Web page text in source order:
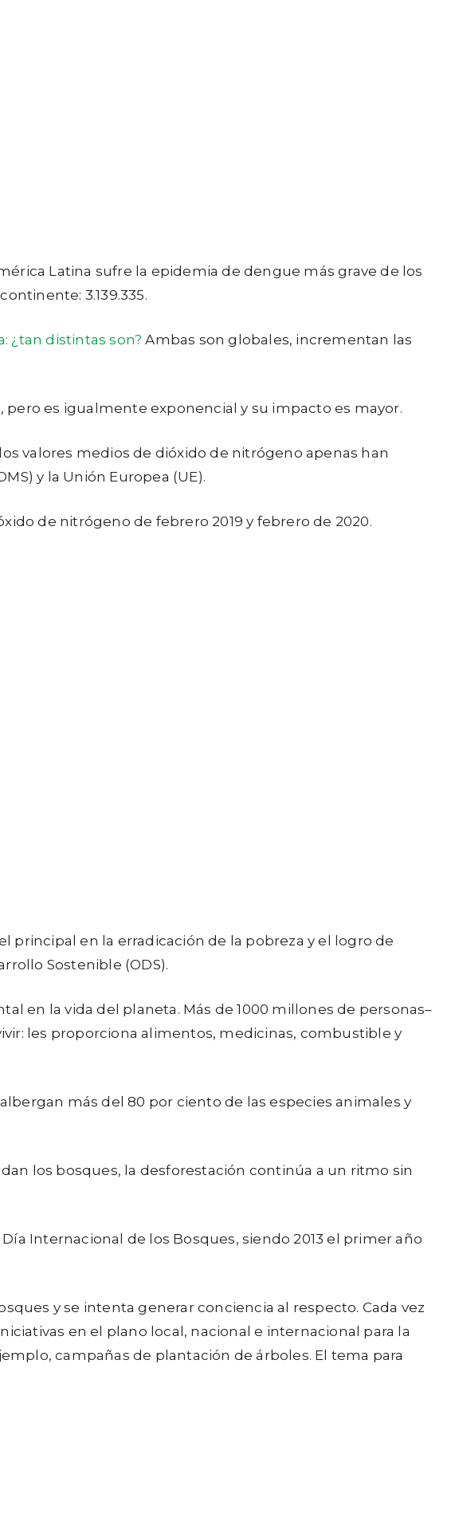
Latina sufre la epidemia de dengue más grave de los
3.139.335.
¿tan distintas son? Ambas son globales, incrementan las
es igualmente exponencial y su impacto es mayor.
valores medios de dióxido de nitrógeno apenas han
y la Unión Europea (UE).
de nitrógeno de febrero 2019 y febrero de 2020.
en la erradicación de la pobreza y el logro de
Sostenible (ODS).
en la vida del planeta. Más de 1000 millones de personas–
les proporciona alimentos, medicinas, combustible y
más del 80 por ciento de las especies animales y
los bosques, la desforestación continúa a un ritmo sin
Día Internacional de los Bosques, siendo 2013 el primer año
y se intenta generar conciencia al respecto. Cada vez
en el plano local, nacional e internacional para la
campañas de plantación de árboles. El tema para